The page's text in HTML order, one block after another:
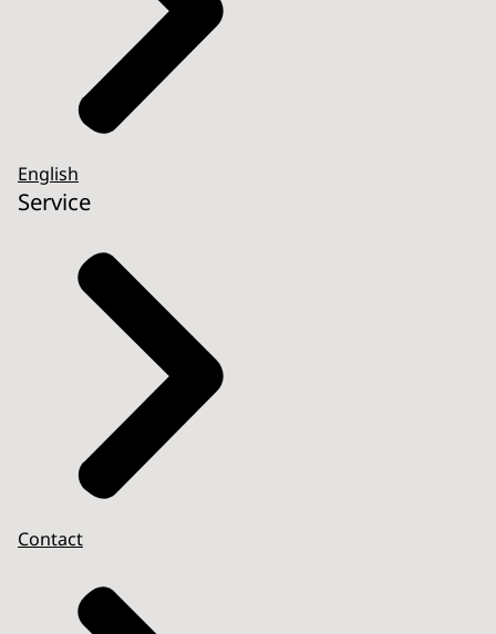
English
Service
Contact